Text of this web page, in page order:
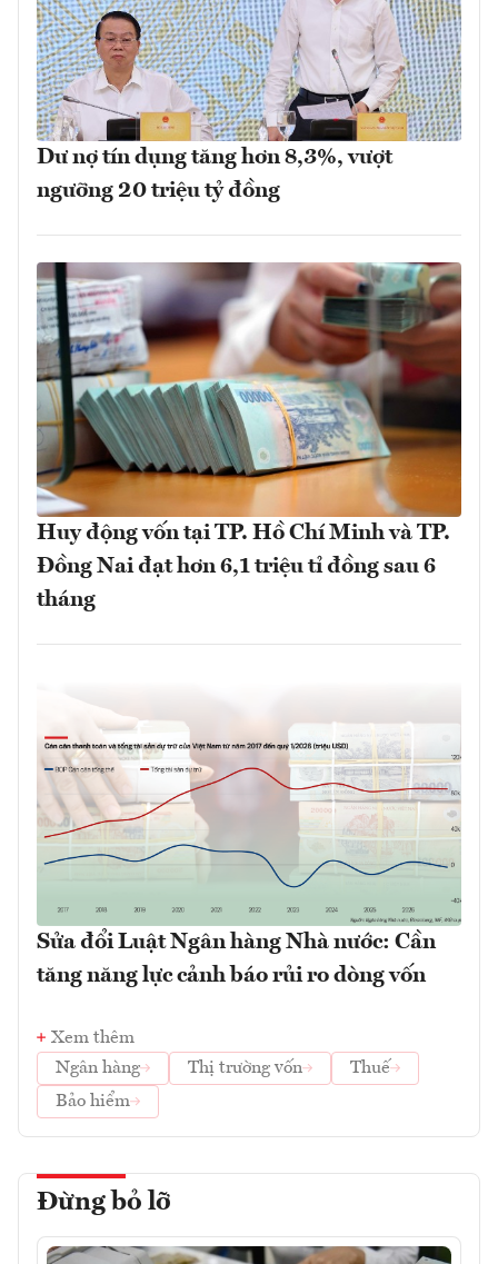
Dư nợ tín dụng tăng hơn 8,3%, vượt
ngưỡng 20 triệu tỷ đồng
Huy động vốn tại TP. Hồ Chí Minh và TP.
Đồng Nai đạt hơn 6,1 triệu tỉ đồng sau 6
tháng
Sửa đổi Luật Ngân hàng Nhà nước: Cần
tăng năng lực cảnh báo rủi ro dòng vốn
Xem thêm
Ngân hàng
Thị trường vốn
Thuế
Bảo hiểm
Đừng bỏ lỡ